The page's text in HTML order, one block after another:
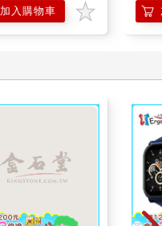
加入購物車
錢